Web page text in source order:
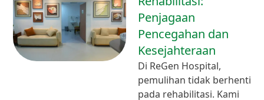
Penjagaan
Pencegahan dan
Kesejahteraan
Di ReGen Hospital,
pemulihan tidak berhenti
pada rehabilitasi. Kami